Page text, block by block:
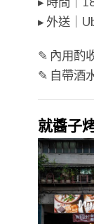
▸ 外送｜
✎ 內用酌
✎ 自帶酒
就醬子